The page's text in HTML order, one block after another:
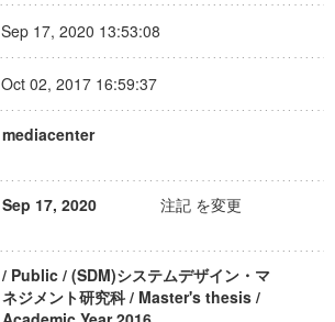
Sep 17, 2020 13:53:08
Oct 02, 2017 16:59:37
mediacenter
Sep 17, 2020 注記 を変更
/ Public / (SDM)システムデザイン・マ
ネジメント研究科 / Master's thesis /